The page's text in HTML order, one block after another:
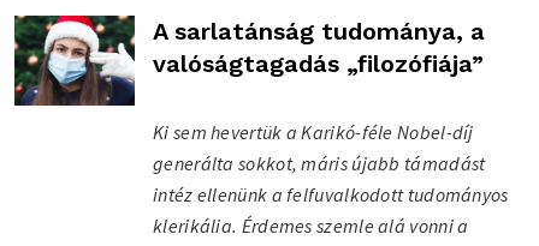
A sarlatánság tudománya, a
valóságtagadás „filozófiája”
Ki sem hevertük a Karikó-féle Nobel-díj
generálta sokkot, máris újabb támadást
intéz ellenünk a felfuvalkodott tudományos
klerikália. Érdemes szemle alá vonni a